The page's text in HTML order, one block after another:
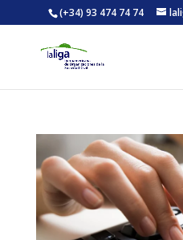
(+34) 93 474 74 74
MÓN
ALBERG